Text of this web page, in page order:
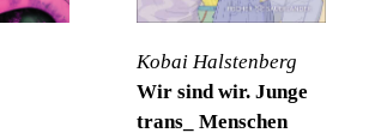
Kobai Halstenberg
Wir sind wir. Junge
trans_ Menschen